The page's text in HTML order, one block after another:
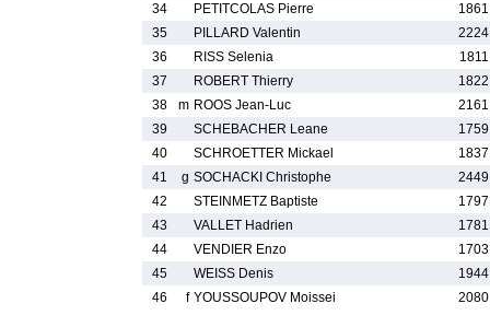
34
PETITCOLAS Pierre
35
PILLARD Valentin
36
RISS Selenia
37
ROBERT Thierry
38
m ROOS Jean-Luc
39
SCHEBACHER Leane
40
SCHROETTER Mickael
41
g SOCHACKI Christophe
42
STEINMETZ Baptiste
43
VALLET Hadrien
44
VENDIER Enzo
45
WEISS Denis
46
f YOUSSOUPOV Moissei